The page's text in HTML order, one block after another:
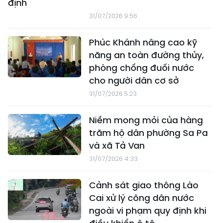
định
31/07/2026 9:56
Phúc Khánh nâng cao kỹ
năng an toàn đường thủy,
phòng chống đuối nước
cho người dân cơ sở
31/07/2026 5:23
Niềm mong mỏi của hàng
trăm hộ dân phường Sa Pa
và xã Tả Van
31/07/2026 4:33
Cảnh sát giao thông Lào
Cai xử lý công dân nước
ngoài vi phạm quy định khi